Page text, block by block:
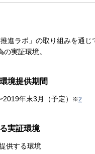
推進ラボ」の取り組みを通
の実証環境。
境提供期間
年末3月（予定） ※2
実証環境
供する環境